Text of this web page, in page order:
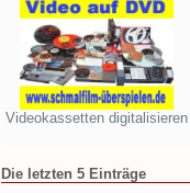
Videokassetten digitalisieren
Die letzten 5 Einträge